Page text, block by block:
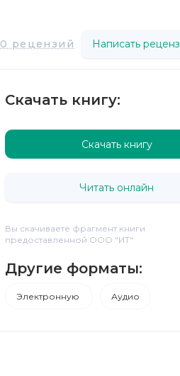
0 рецензий Написать
Скачать книгу:
Скачать книгу
Читать онлайн
Вы скачиваете фрагмент книги
предоставленной ООО "ИТ"
Другие форматы:
Электронную Аудио